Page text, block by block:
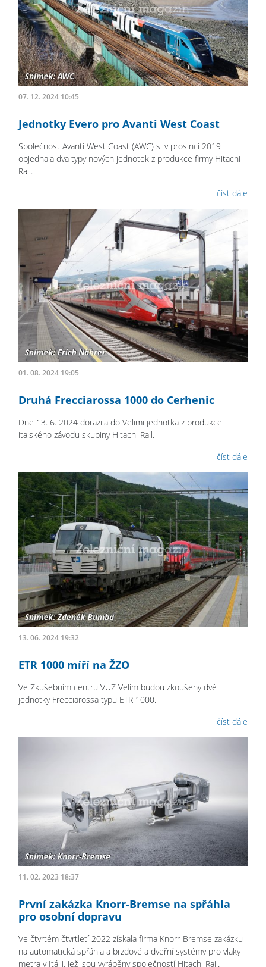
07. 12. 2024 10:45
Jednotky Evero pro Avanti West Coast
Společnost Avanti West Coast (AWC) si v prosinci 2019
objednala dva typy nových jednotek z produkce firmy Hitachi
Rail.
číst dále
01. 08. 2024 19:05
Druhá Frecciarossa 1000 do Cerhenic
Dne 13. 6. 2024 dorazila do Velimi jednotka z produkce
italského závodu skupiny Hitachi Rail.
číst dále
13. 06. 2024 19:32
ETR 1000 míří na ŽZO
Ve Zkušebním centru VUZ Velim budou zkoušeny dvě
jednotky Frecciarossa typu ETR 1000.
číst dále
11. 02. 2023 18:37
První zakázka Knorr-Bremse na spřáhla
pro osobní dopravu
Ve čtvrtém čtvrtletí 2022 získala firma Knorr-Bremse zakázku
na automatická spřáhla a brzdové a dveřní systémy pro vlaky
metra v Itálii, jež jsou vyráběny společností Hitachi Rail.